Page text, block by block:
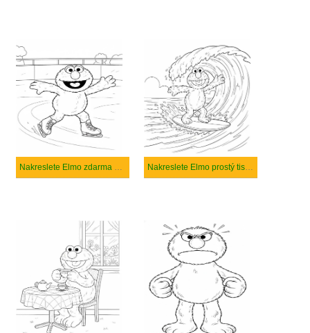
Nakreslete Elmo zdarma prostý Nakreslete Elmo prostý tisknutelné